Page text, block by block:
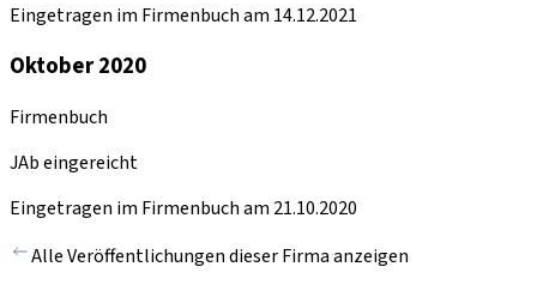
Eingetragen im Firmenbuch am 14.12.2021
Oktober 2020
Firmenbuch
JAb eingereicht
Eingetragen im Firmenbuch am 21.10.2020
Alle Veröffentlichungen dieser Firma anzeigen